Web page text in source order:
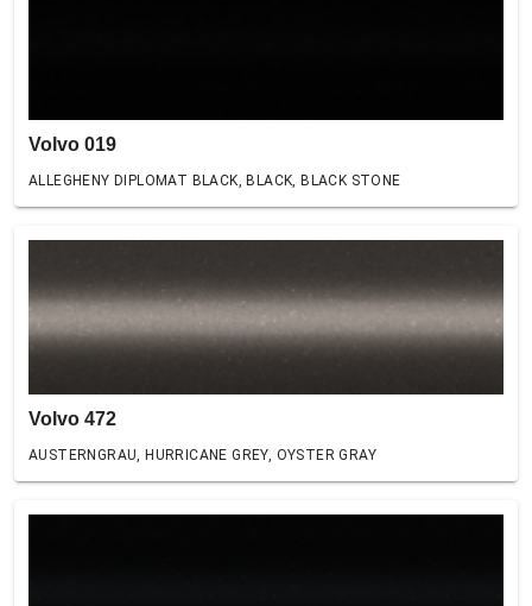
Volvo 019
ALLEGHENY DIPLOMAT BLACK, BLACK, BLACK STONE
Volvo 472
AUSTERNGRAU, HURRICANE GREY, OYSTER GRAY